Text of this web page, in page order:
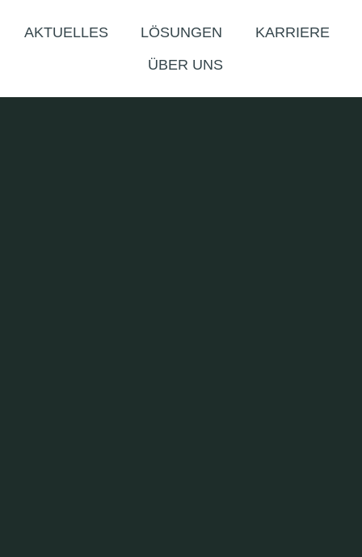
AKTUELLES LÖSUNGEN
KARRIERE
ÜBER UNS